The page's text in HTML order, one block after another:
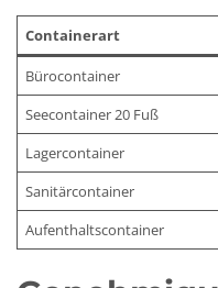
Containerart
Bürocontainer
Seecontainer 20 Fuß
Lagercontainer
Sanitärcontainer
Aufenthaltscontainer